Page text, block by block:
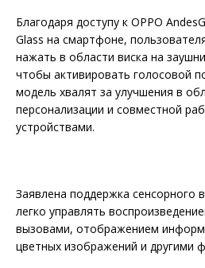
Благодаря доступу к OPPO
Glass на смартфоне,
нажать в области виска на
чтобы активировать голосовой
модель хвалят за улучшения в
персонализации и совместной
устройствами.
Заявлена поддержка сенсорного
легко управлять
вызовами, отображением
цветных изображений и другими